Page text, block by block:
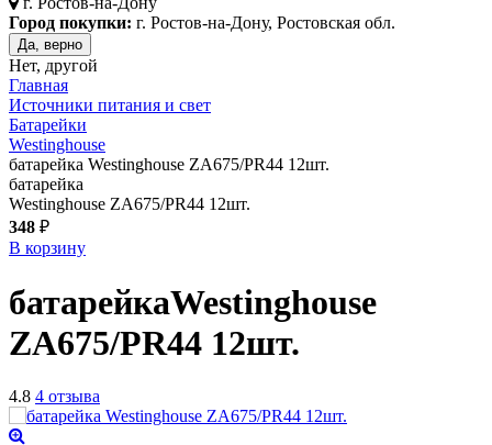
Город покупки: г. Ростов-на-Дону, Ростовская обл.
Да, верно
Нет, другой
Главная
Источники питания и свет
Батарейки
Westinghouse
батарейка Westinghouse ZA675/PR44 12шт.
батарейка
Westinghouse ZA675/PR44 12шт.
348 ₽
В корзину
батарейкаWestinghouse
ZA675/PR44 12шт.
4.8 4 отзыва